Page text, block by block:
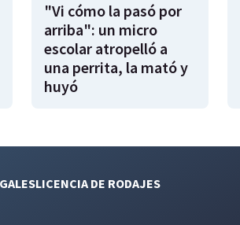
"Vi cómo la pasó por
arriba": un micro
escolar atropelló a
una perrita, la mató y
huyó
LICENCIA DE RODAJES